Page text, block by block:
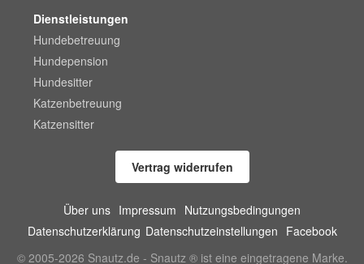
Dienstleistungen
Hundebetreuung
Hundepension
Hundesitter
Katzenbetreuung
Katzensitter
Vertrag widerrufen
Über uns Impressum Nutzungsbedingungen
Datenschutzerklärung Datenschutzeinstellungen Facebook
© 2005-2026 Snautz.de - Snautz ® ist eine eingetragene Marke.